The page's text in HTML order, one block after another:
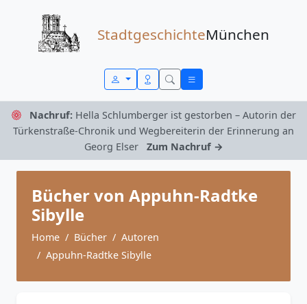
StadtgeschichteMünchen
Nachruf: Hella Schlumberger ist gestorben – Autorin der
Türkenstraße-Chronik und Wegbereiterin der Erinnerung an
Georg Elser
Zum Nachruf →
Bücher von Appuhn-Radtke
Sibylle
Home Bücher
Autoren
Appuhn-Radtke Sibylle